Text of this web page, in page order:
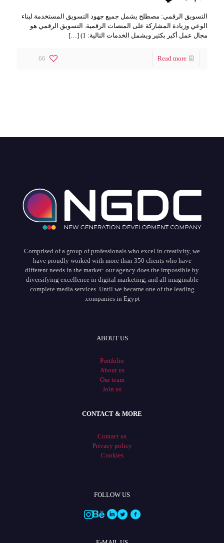
التسويق الرقمي: مصطلح يشمل جميع جهود التسويق المستخدمة لبناء
الوعي وزيادة المشاركة على المنصات الرقمية. التسويق الرقمي هو
مجال عمل أكبر بكثير ويشمل الخدمات التالية: 1)
[…]
66 Read more
Comprised of a group of professionals who excel in creativity, we
have proudly worked with more than 350 clients who have
different needs in the market: our agency does the impossible by
diversifying excellence in digital marketing, and all imaginable
complete media services. Until we became one of the leading
companies in Egypt.
ABOUT US
Portfolio
About us
Our team
Join us
CONTACT & MORE
Contact us
Privacy policy
Cookies
FOLLOW US